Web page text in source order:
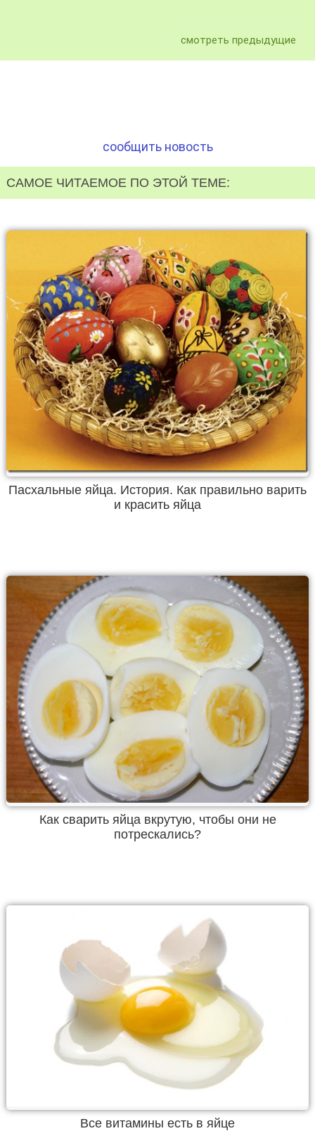
смотреть предыдущие
сообщить новость
САМОЕ ЧИТАЕМОЕ ПО ЭТОЙ ТЕМЕ:
Пасхальные яйца. История. Как правильно варить
и красить яйца
Как сварить яйца вкрутую, чтобы они не
потрескались?
Все витамины есть в яйце